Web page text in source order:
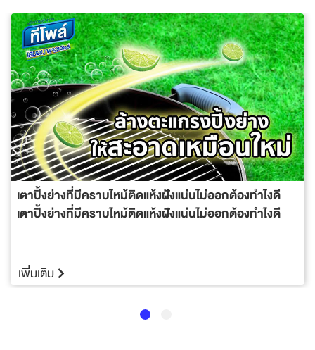
เตาปิ้งย่างที่มีคราบไหม้ติดแห้งฝังแน่นไม่ออกต้องทำไงดี
เตาปิ้งย่างที่มีคราบไหม้ติดแห้งฝังแน่นไม่ออกต้องทำไงดี
เพิ่มเติม